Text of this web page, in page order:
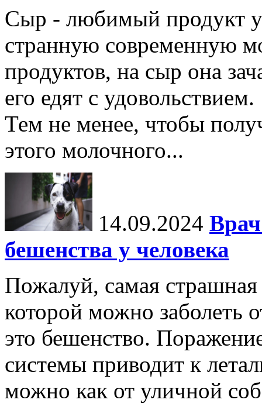
Сыр - любимый продукт
странную современную
продуктов, на сыр она
его едят с удовольствием.
Тем не менее, чтобы
этого молочного...
14.09.2024
бешенства у человека
Пожалуй, самая страшная
которой можно заболеть
это бешенство.
системы приводит к
можно как от уличной